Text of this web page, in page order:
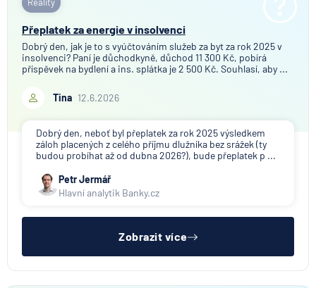
Reality
Přeplatek za energie v insolvenci
Dobrý den, jak je to s vyúčtováním služeb za byt za rok 2025 v
insolvenci? Paní je důchodkyně, důchod 11 300 Kč, pobírá
příspěvek na bydlení a ins. splátka je 2 500 Kč. Souhlasí, aby ...
Tina 12.6.2026
Dobrý den, neboť byl přeplatek za rok 2025 výsledkem
záloh placených z celého příjmu dlužníka bez srážek (ty
budou probíhat až od dubna 2026?), bude přeplatek p ...
Petr Jermář
Hlavní analytik Banky.cz
Zobrazit více